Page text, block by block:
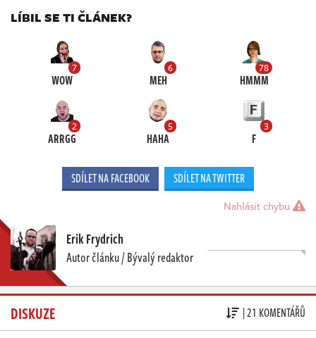
LÍBIL SE TI ČLÁNEK?
7
WOW
6
MEH
78
HMMM
2
ARRGG
5
HAHA
3
F
SDÍLET NA FACEBOOK SDÍLET NA TWITTER
Nahlásit chybu
Erik Frydrich
Autor článku / Bývalý redaktor
DISKUZE | 21 KOMENTÁŘŮ